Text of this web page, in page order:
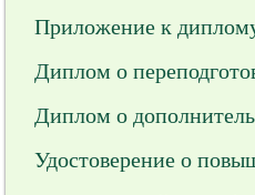
Приложение к
Диплом о
Диплом о
Удостоверение о